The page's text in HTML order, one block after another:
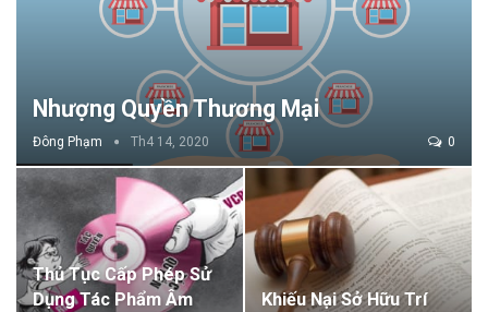
Nhượng Quyền Thương Mại
Đông Phạm Th4 14, 2020 0
Thủ Tục Cấp Phép Sử
Dụng Tác Phẩm Âm
Khiếu Nại Sở Hữu Trí